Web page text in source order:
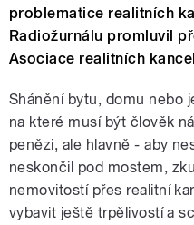
problematice realitních
Radiožurnálu promluvil
Asociace realitních
Shánění bytu, domu nebo
na které musí být člověk
penězi, ale hlavně - aby
neskončil pod mostem,
nemovitostí přes realitní
vybavit ještě trpělivostí a